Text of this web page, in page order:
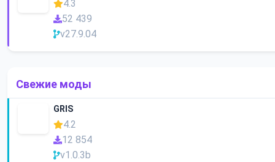
4.3
52 439
v27.9.04
Свежие моды
GRIS
4.2
12 854
v1.0.3b